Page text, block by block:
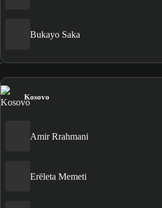
Bukayo Saka
Kosovo
Amir Rrahmani
Erëleta Memeti